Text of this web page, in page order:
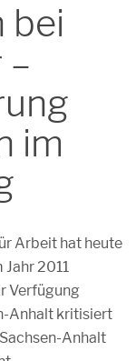
bei
im
Arbeit hat heute
2011
Verfügung
Anhalt kritisiert
Anhalt